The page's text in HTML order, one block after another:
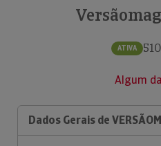
ATIVA
Algum
Dados Gerais de